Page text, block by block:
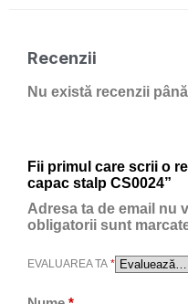
Recenzii
Nu există recenzii
Fii primul care scrii o
capac stalp CS0024”
Adresa ta de email nu
obligatorii sunt
EVALUAREA TA *